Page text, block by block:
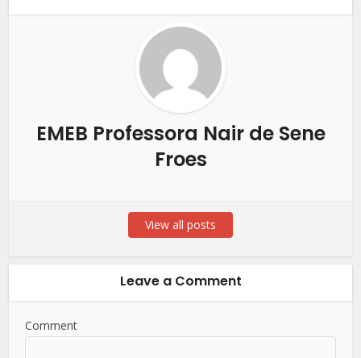
EMEB Professora Nair de Sene
Froes
View all posts
Leave a Comment
Comment